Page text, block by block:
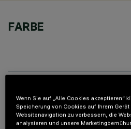
FARBE
OPTIONALE
Wenn Sie auf „Alle Cookies akzeptieren“
Speicherung von Cookies auf Ihrem Gerät
Websitenavigation zu verbessern, die
analysieren und unsere